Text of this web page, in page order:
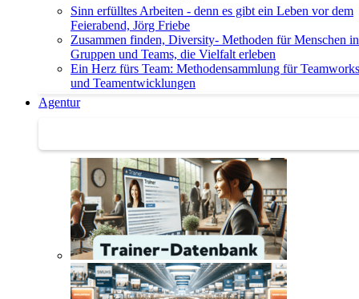
Sinn erfülltes Arbeiten - denn es gibt ein Leben vor dem
Feierabend, Jörg Friebe
Zusammen finden, Diversity- Methoden für Menschen in
Gruppen und Teams, die Vielfalt erleben
Ein Herz fürs Team: Methodensammlung für
und Teamentwicklungen
Agentur